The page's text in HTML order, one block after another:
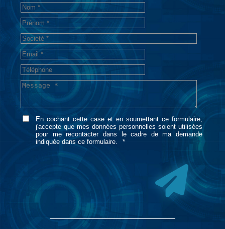
En cochant cette case et en soumettant ce formulaire,
j'accepte que mes données personnelles soient utilisées
pour me recontacter dans le cadre de ma demande
indiquée dans ce formulaire.